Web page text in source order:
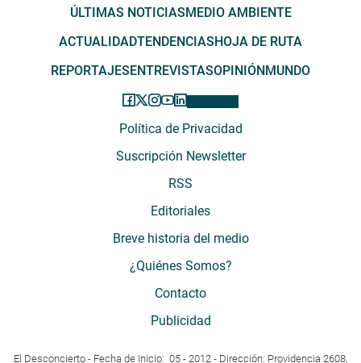
ÚLTIMAS NOTICIASMEDIO AMBIENTE
ACTUALIDADTENDENCIASHOJA DE RUTA
REPORTAJESENTREVISTASOPINIÓNMUNDO
Política de Privacidad
Suscripción Newsletter
RSS
Editoriales
Breve historia del medio
¿Quiénes Somos?
Contacto
Publicidad
El Desconcierto - Fecha de Inicio: 05 - 2012 - Dirección: Providencia 2608,